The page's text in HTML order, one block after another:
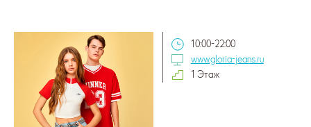
10:00-22:00
www.gloria-jeans.ru
1 Этаж